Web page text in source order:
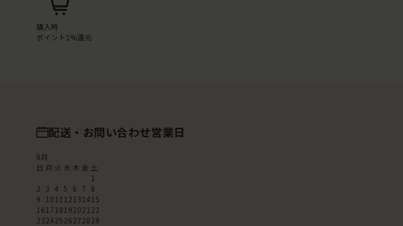
購入時
ポイント1%還元
配送・お問い合わせ営業日
8月
日 月 火 水 木 金 土
1
2 3 4 5 6 7 8
9 101112131415
16171819202122
23242526272829